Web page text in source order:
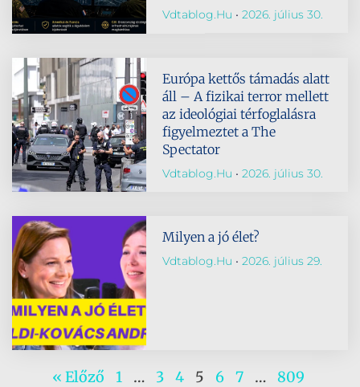
Vdtablog.hu 2026. július 30.
Európa kettős támadás alatt
áll – A fizikai terror mellett
az ideológiai térfoglalásra
figyelmeztet a The
Spectator
Vdtablog.hu 2026. július 30.
Milyen a jó élet?
Vdtablog.hu 2026. július 29.
« Előző 1 … 3 4 5 6 7 …
809